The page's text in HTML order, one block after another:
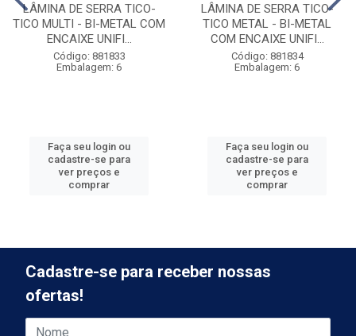
LÂMINA DE SERRA TICO-
TICO MULTI - BI-METAL COM
ENCAIXE UNIFI...
Código: 881833
Embalagem: 6
Faça seu login ou
cadastre-se para
ver preços e
comprar
LÂMINA DE SERRA TICO-
TICO METAL - BI-METAL
COM ENCAIXE UNIFI...
Código: 881834
Embalagem: 6
Faça seu login ou
cadastre-se para
ver preços e
comprar
Cadastre-se para receber nossas
ofertas!